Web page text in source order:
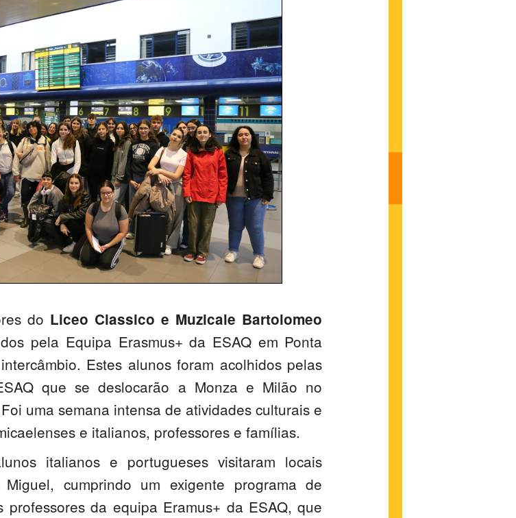
do Liceo Classico e Muzicale Bartolomeo
pela Equipa Erasmus+ da ESAQ em Ponta
Estes alunos foram acolhidos pelas
que se deslocarão a Monza e Milão no
uma semana intensa de atividades culturais e
e italianos, professores e famílias.
italianos e portugueses visitaram locais
cumprindo um exigente programa de
professores da equipa Eramus+ da ESAQ, que